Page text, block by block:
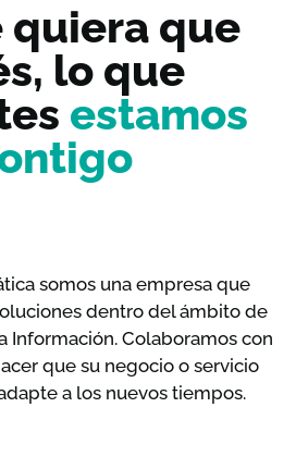
quiera que
lo que
estamos
somos una empresa que
dentro del ámbito de
Información. Colaboramos con
que su negocio o servicio
a los nuevos tiempos.